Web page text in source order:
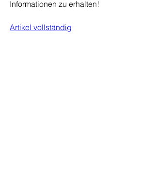
Informationen zu erhalten!
Artikel vollständig